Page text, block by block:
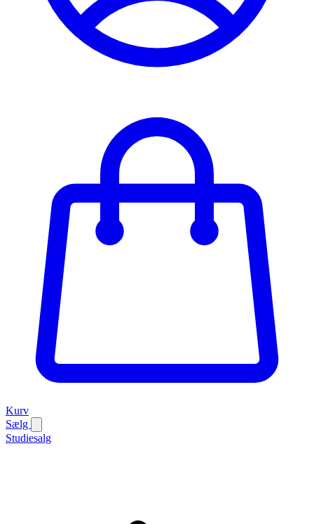
Kurv
Sælg
Studiesalg